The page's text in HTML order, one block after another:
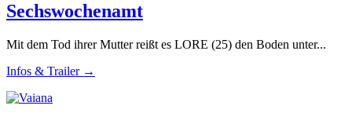
Sechswochenamt
Mit dem Tod ihrer Mutter reißt es LORE (25) den Boden unter...
Infos & Trailer →